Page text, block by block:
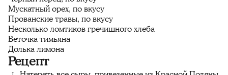
Мускатный орех, по вкусу
Прованские травы, по вкусу
Несколько ломтиков гречишного хлеба
Веточка тимьяна
Долька лимона
Рецепт